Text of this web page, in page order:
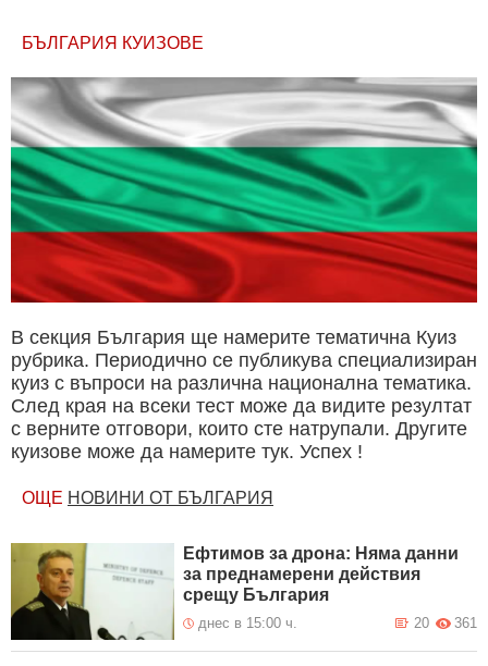
БЪЛГАРИЯ КУИЗОВЕ
В секция България ще намерите тематична Куиз
рубрика. Периодично се публикува специализиран
куиз с въпроси на различна национална тематика.
След края на всеки тест може да видите резултат
с верните отговори, които сте натрупали. Другите
куизове може да намерите тук. Успех !
ОЩЕ НОВИНИ ОТ БЪЛГАРИЯ
Ефтимов за дрона: Няма данни
за преднамерени действия
срещу България
днес в 15:00 ч. 361
20